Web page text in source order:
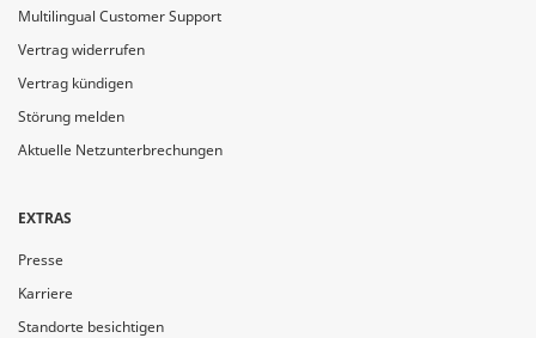
Multilingual Customer Support
Vertrag widerrufen
Vertrag kündigen
Störung melden
Aktuelle Netzunterbrechungen
EXTRAS
Presse
Karriere
Standorte besichtigen